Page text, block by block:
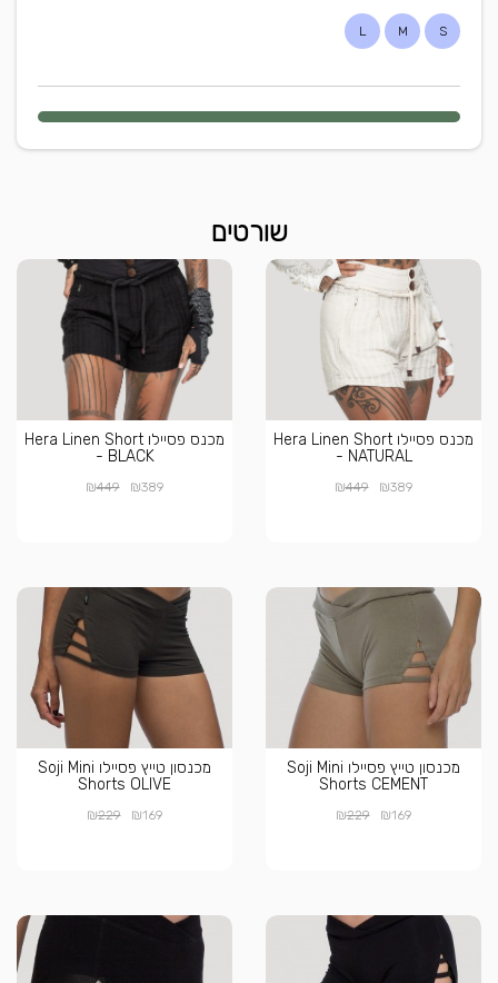
S
M
L
שורטים
מכנס פסיילו Hera Linen Short
- NATURAL
₪389
₪449
מכנס פסיילו Hera Linen Short
- BLACK
₪389
₪449
מכנסון טייץ פסיילו Soji Mini
Shorts CEMENT
₪169
₪229
מכנסון טייץ פסיילו Soji Mini
Shorts OLIVE
₪169
₪229